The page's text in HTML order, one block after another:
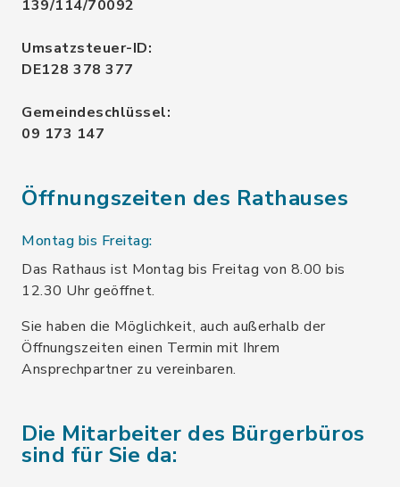
139/114/70092
Umsatzsteuer-ID:
DE128 378 377
Gemeindeschlüssel:
09 173 147
Öffnungszeiten des Rathauses
Montag bis Freitag:
Das Rathaus ist Montag bis Freitag von 8.00 bis
12.30 Uhr geöffnet.
Sie haben die Möglichkeit, auch außerhalb der
Öffnungszeiten einen Termin mit Ihrem
Ansprechpartner zu vereinbaren.
Die Mitarbeiter des Bürgerbüros
sind für Sie da: